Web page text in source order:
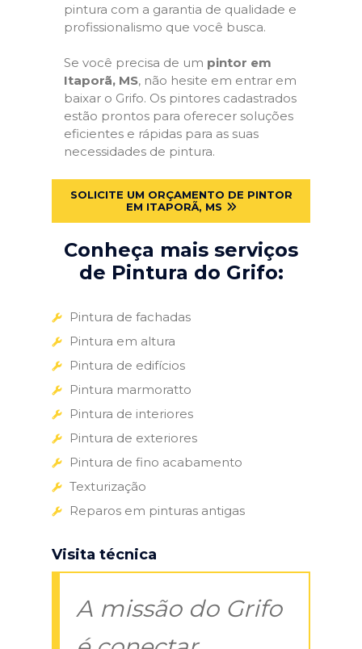
pintura com a garantia de qualidade e
profissionalismo que você busca.
Se você precisa de um pintor em
Itaporã, MS, não hesite em entrar em
baixar o Grifo. Os pintores cadastrados
estão prontos para oferecer soluções
eficientes e rápidas para as suas
necessidades de pintura.
SOLICITE UM ORÇAMENTO DE PINTOR
EM ITAPORÃ, MS
Conheça mais serviços
de Pintura do Grifo:
Pintura de fachadas
Pintura em altura
Pintura de edifícios
Pintura marmoratto
Pintura de interiores
Pintura de exteriores
Pintura de fino acabamento
Texturização
Reparos em pinturas antigas
Visita técnica
A missão do Grifo